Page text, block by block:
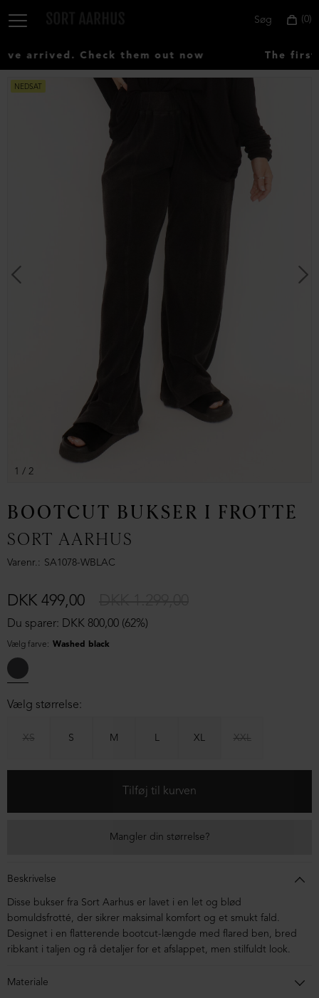
0
Søg
arrived. Check them out now The first
NEDSAT
1 / 2
BOOTCUT BUKSER I FROTTÉ
SORT AARHUS
Varenr. SA1078-WBLAC
Du sparer: DKK 800,00 (62%)
DKK 499,00
Vælg farve: Washed black
Vælg størrelse:
XS S M L XL XXL
Mangler din størrelse?
Beskrivelse
Disse bukser fra Sort Aarhus er lavet i en let og blød
bomuldsfrotté, der sikrer maksimal komfort og et smukt fald.
Designet i en flatterende bootcut-længde med flared ben, bred
ribkant i taljen og rå detaljer for et afslappet, men stilfuldt look.
Materiale